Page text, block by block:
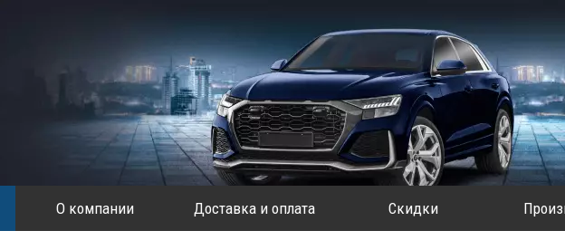
О компании Доставка и оплата Скидки